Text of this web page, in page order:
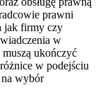
prawni
jak firmy czy
w
ukończyć
w podejściu
na wybór